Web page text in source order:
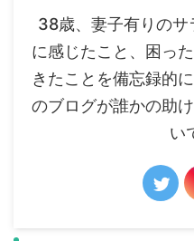
38歳、妻子有りのサ
に感じたこと、困っ
きたことを備忘録的
のブログが誰かの助
い